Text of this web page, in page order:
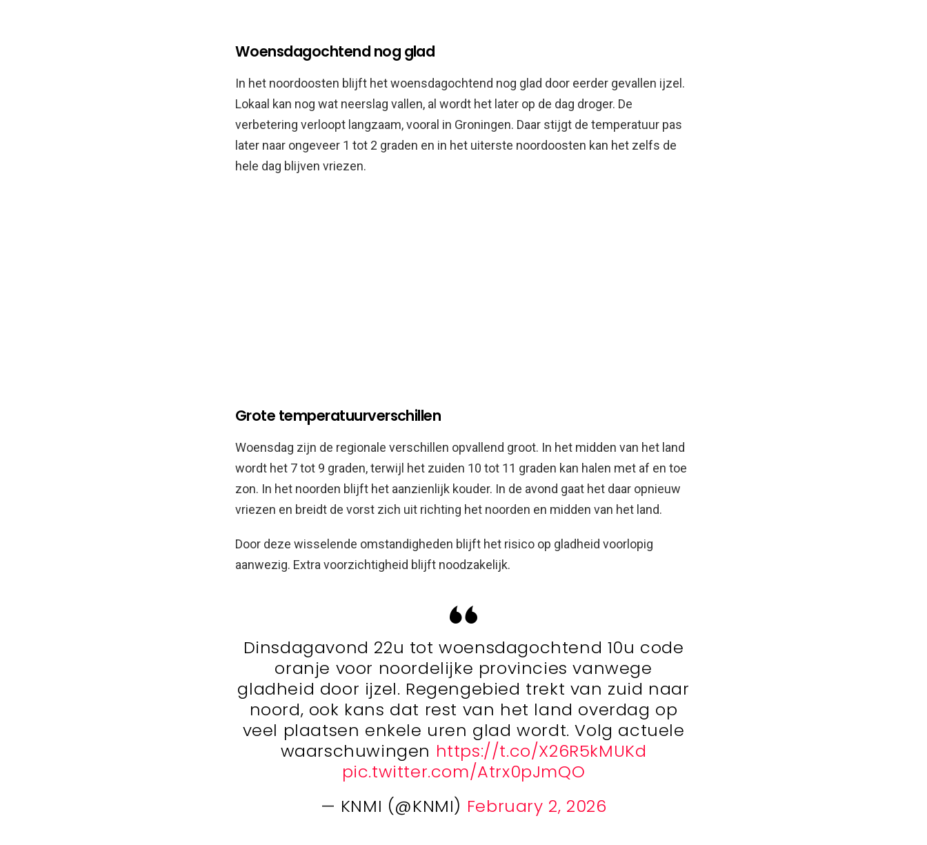
Woensdagochtend nog glad
In het noordoosten blijft het woensdagochtend nog glad door eerder gevallen ijzel.
Lokaal kan nog wat neerslag vallen, al wordt het later op de dag droger. De
verbetering verloopt langzaam, vooral in Groningen. Daar stijgt de temperatuur pas
later naar ongeveer 1 tot 2 graden en in het uiterste noordoosten kan het zelfs de
hele dag blijven vriezen.
Grote temperatuurverschillen
Woensdag zijn de regionale verschillen opvallend groot. In het midden van het land
wordt het 7 tot 9 graden, terwijl het zuiden 10 tot 11 graden kan halen met af en toe
zon. In het noorden blijft het aanzienlijk kouder. In de avond gaat het daar opnieuw
vriezen en breidt de vorst zich uit richting het noorden en midden van het land.
Door deze wisselende omstandigheden blijft het risico op gladheid voorlopig
aanwezig. Extra voorzichtigheid blijft noodzakelijk.
Dinsdagavond 22u tot woensdagochtend 10u code
oranje voor noordelijke provincies vanwege
gladheid door ijzel. Regengebied trekt van zuid naar
noord, ook kans dat rest van het land overdag op
veel plaatsen enkele uren glad wordt. Volg actuele
waarschuwingen https://t.co/X26R5kMUKd
pic.twitter.com/Atrx0pJmQO
— KNMI (@KNMI) February 2, 2026